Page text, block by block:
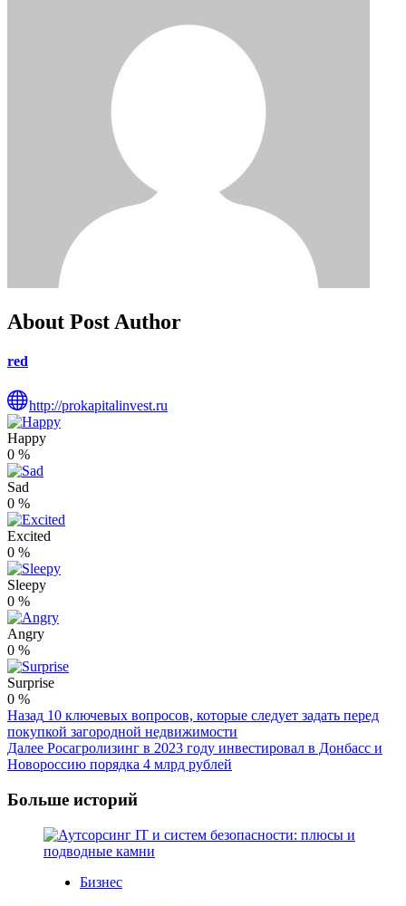
About Post Author
red
http://prokapitalinvest.ru
Happy
0 %
Sad
0 %
Excited
0 %
Sleepy
0 %
Angry
0 %
Surprise
0 %
Post
Navigation
Назад 10 ключевых вопросов, которые следует задать перед
покупкой загородной недвижимости
Далее Росагролизинг в 2023 году инвестировал в Донбасс и
Новороссию порядка 4 млрд рублей
Больше историй
Бизнес